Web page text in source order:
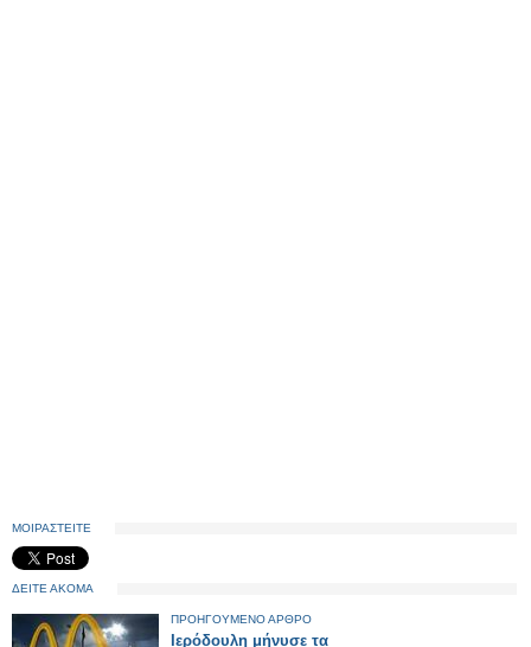
ΜΟΙΡΑΣΤΕΙΤΕ
ΔΕΙΤΕ ΑΚΟΜΑ
ΠΡΟΗΓΟΥΜΕΝΟ ΑΡΘΡΟ
Ιερόδουλη μήνυσε τα